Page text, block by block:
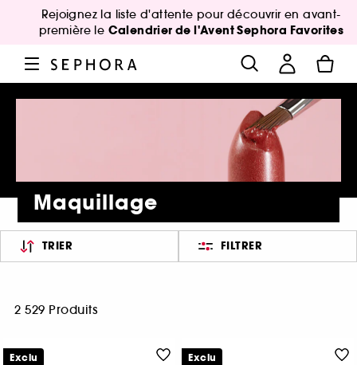
Rejoignez la liste d'attente pour découvrir en avant-
première le Calendrier de l'Avent Sephora Favorites
Maquillage
TRIER FILTRER
2 529 Produits
Exclu Exclu